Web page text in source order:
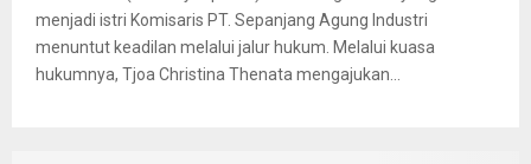
menjadi istri Komisaris PT. Sepanjang Agung Industri
menuntut keadilan melalui jalur hukum. Melalui kuasa
hukumnya, Tjoa Christina Thenata mengajukan...